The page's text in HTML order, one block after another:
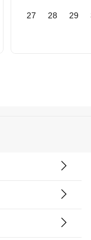
27 28 29